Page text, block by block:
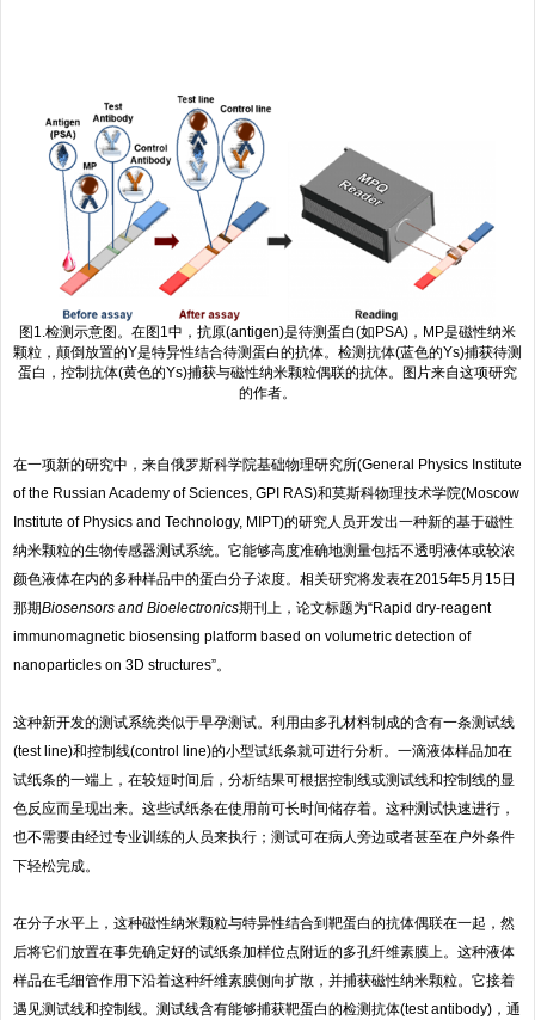
图1.检测示意图。在图1中，抗原(antigen)是待测蛋白(如PSA)，MP是磁性纳米
颗粒，颠倒放置的Y是特异性结合待测蛋白的抗体。检测抗体(蓝色的Ys)捕获待测
蛋白，控制抗体(黄色的Ys)捕获与磁性纳米颗粒偶联的抗体。图片来自这项研究
的作者。
在一项新的研究中，来自俄罗斯科学院基础物理研究所(General Physics Institute
of the Russian Academy of Sciences, GPI RAS)和莫斯科物理技术学院(Moscow
Institute of Physics and Technology, MIPT)的研究人员开发出一种新的基于磁性
纳米颗粒的生物传感器测试系统。它能够高度准确地测量包括不透明液体或较浓
颜色液体在内的多种样品中的蛋白分子浓度。相关研究将发表在2015年5月15日
那期Biosensors and Bioelectronics期刊上，论文标题为“Rapid dry-reagent
immunomagnetic biosensing platform based on volumetric detection of
nanoparticles on 3D structures”。
这种新开发的测试系统类似于早孕测试。利用由多孔材料制成的含有一条测试线
(test line)和控制线(control line)的小型试纸条就可进行分析。一滴液体样品加在
试纸条的一端上，在较短时间后，分析结果可根据控制线或测试线和控制线的显
色反应而呈现出来。这些试纸条在使用前可长时间储存着。这种测试快速进行，
也不需要由经过专业训练的人员来执行；测试可在病人旁边或者甚至在户外条件
下轻松完成。
在分子水平上，这种磁性纳米颗粒与特异性结合到靶蛋白的抗体偶联在一起，然
后将它们放置在事先确定好的试纸条加样位点附近的多孔纤维素膜上。这种液体
样品在毛细管作用下沿着这种纤维素膜侧向扩散，并捕获磁性纳米颗粒。它接着
遇见测试线和控制线。测试线含有能够捕获靶蛋白的检测抗体(test antibody)，通